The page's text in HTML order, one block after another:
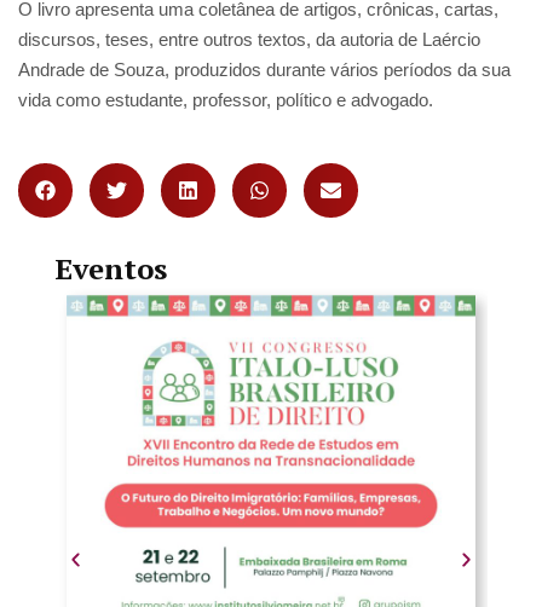
O livro apresenta uma coletânea de artigos, crônicas, cartas,
discursos, teses, entre outros textos, da autoria de Laércio
Andrade de Souza, produzidos durante vários períodos da sua
vida como estudante, professor, político e advogado.
Eventos